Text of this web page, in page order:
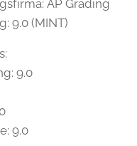
AP Grading
9.0 (MINT)
9.0
9.0